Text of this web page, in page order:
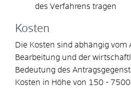
des Verfahrens tragen
Kosten
Die Kosten sind abhängig vom
Bearbeitung und der
Bedeutung des
Kosten in Höhe von 150 - 7500